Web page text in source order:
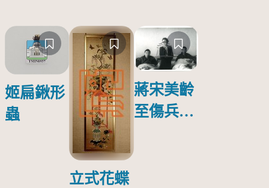
姬扁鍬形
蟲
立式花蝶
蔣宋美齡
至傷兵醫
傷日本戰